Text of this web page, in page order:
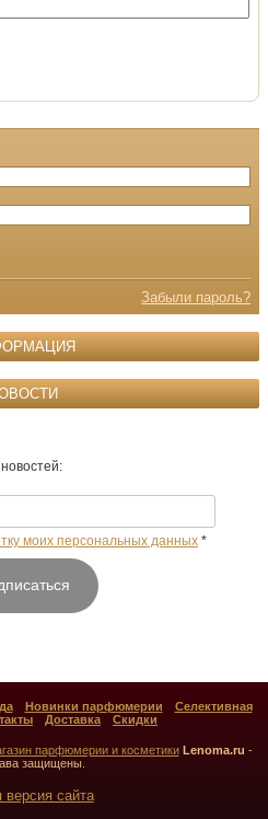
Забыли пароль?
моих персональных данных *
Новинки парфюмерии
Селективная
Доставка Скидки
парфюмерии и косметики Lenoma.ru -
защищены.
версия сайта